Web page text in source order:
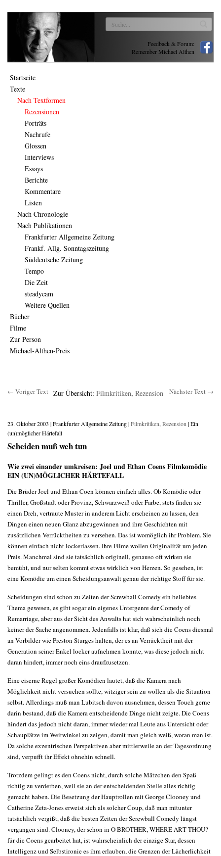
Feedback & Forum:
Remember Michael Althen
Startseite
Texte
Nach Textformen
Rezensionen
Porträts
Nachrufe
Glossen
Interviews
Essays
Berichte
Kommentare
Listen
Nach Chronologie
Nach Publikationen
Frankfurter Allgemeine Zeitung
Frankf. Allg. Sonntagszeitung
Süddeutsche Zeitung
Tempo
Die Zeit
steadycam
Weitere Quellen
Bücher
Filme
Zur Person
Michael-Althen-Preis
← Voriger Text Zur Übersicht: Filmkritiken, Rezension Nächster Text →
23. Oktober 2003 | Frankfurter Allgemeine Zeitung |Filmkritiken, Rezension | Ein
(un)möglicher Härtefall
Scheiden muß weh tun
Wie zwei einander umkreisen: Joel und Ethan Coens Filmkomödie
EIN (UN)MÖGLICHER HÄRTEFALL
Die Brüder Joel und Ethan Coen können einfach alles. Ob Komödie oder
Thriller, Großstadt oder Provinz, Schwarzweiß oder Farbe, stets finden sie
einen Dreh, vertraute Muster in anderem Licht erscheinen zu lassen, den
Dingen einen neuen Glanz abzugewinnen und ihre Geschichten mit
zusätzlichen Verrücktheiten zu versehen. Das ist womöglich ihr Problem. Sie
können einfach nicht lockerlassen. Ihre Filme wollen Originalität um jeden
Preis. Manchmal sind sie tatsächlich originell, genauso oft wirken sie
bemüht, und nur selten kommt etwas wirklich von Herzen. So gesehen, ist
eine Komödie um einen Scheidungsanwalt genau der richtige Stoff für sie.
Scheidungen sind schon zu Zeiten der Screwball Comedy ein beliebtes
Thema gewesen, es gibt sogar ein eigenes Untergenre der Comedy of
Remarriage, aber aus der Sicht des Anwalts hat sich wahrscheinlich noch
keiner der Sache angenommen. Jedenfalls ist klar, daß sich die Coens diesmal
an Vorbilder wie Preston Sturges halten, der es an Verrücktheit mit der
Generation seiner Enkel locker aufnehmen konnte, was diese jedoch nicht
daran hindert, immer noch eins draufzusetzen.
Eine eiserne Regel großer Komödien lautet, daß die Kamera nach
Möglichkeit nicht versuchen sollte, witziger sein zu wollen als die Situation
selbst. Allerdings muß man Lubitsch davon ausnehmen, dessen Touch gerne
darin bestand, daß die Kamera entscheidende Dinge nicht zeigte. Die Coens
hindert das jedoch nicht daran, immer wieder mal Leute aus Untersicht oder
Schauplätze im Weitwinkel zu zeigen, damit man gleich weiß, woran man ist.
Da solche exzentrischen Perspektiven aber mittlerweile an der Tagesordnung
sind, verpufft ihr Effekt ohnehin schnell.
Trotzdem gelingt es den Coens nicht, durch solche Mätzchen den Spaß
richtig zu verderben, weil sie an der entscheidenden Stelle alles richtig
gemacht haben. Die Besetzung der Hauptrollen mit George Clooney und
Catherine Zeta-Jones erweist sich als solcher Coup, daß man mitunter
tatsächlich vergißt, daß die besten Zeiten der Screwball Comedy längst
vergangen sind. Clooney, der schon in O BROTHER, WHERE ART THOU?
für die Coens gearbeitet hat, ist wahrscheinlich der einzige Star, dessen
Intelligenz und Selbstironie es ihm erlauben, die Grenzen der Lächerlichkeit